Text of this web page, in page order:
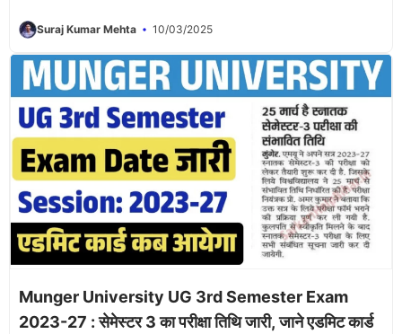
Suraj Kumar Mehta 10/03/2025
Munger University UG 3rd Semester Exam
2023-27 : सेमेस्टर 3 का परीक्षा तिथि जारी, जाने एडमिट कार्ड